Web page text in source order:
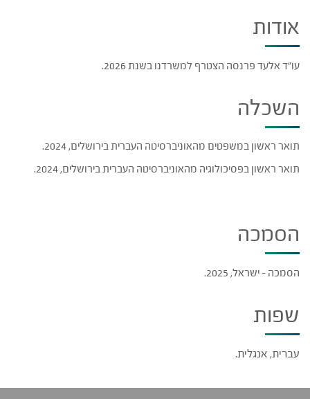
אודות
עו"ד אלעד פרנסה הצטרף למשרדנו בשנת 2026.
השכלה
תואר ראשון במשפטים מהאוניברסיטה העברית בירושלים, 2024.
תואר ראשון בפסיכולוגיה מהאוניברסיטה העברית בירושלים, 2024.
הסמכה
הסמכה – ישראל, 2025.
שפות
עברית, אנגלית.